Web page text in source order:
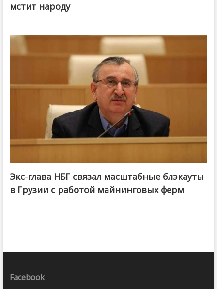
мстит народу
Экс-глава НБГ связал масштабные блэкауты
в Грузии с работой майнинговых ферм
Facebook